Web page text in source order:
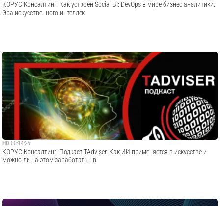
КОРУС Консалтинг: Как устроен Social BI: DevOps в мире бизнес аналитики.
Эра искусственного интеллек
HD 00:14:26
КОРУС Консалтинг: Подкаст TAdviser: Как ИИ применяется в искусстве и
можно ли на этом заработать - в